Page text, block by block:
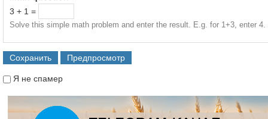
3 + 1 =
Solve this simple math problem and enter the result. E.g. for 1+3, enter 4.
Я не спамер